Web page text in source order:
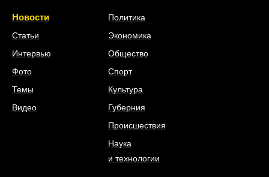
Новости
Статьи
Интервью
Фото
Темы
Видео
Политика
Экономика
Общество
Спорт
Культура
Губерния
Происшествия
Наука
и технологии